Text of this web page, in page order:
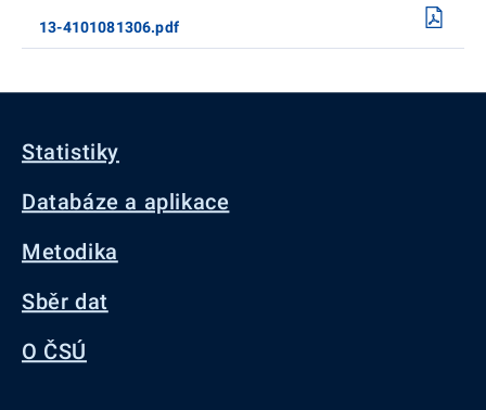
13-4101081306.pdf
Statistiky
Databáze a aplikace
Metodika
Sběr dat
O ČSÚ